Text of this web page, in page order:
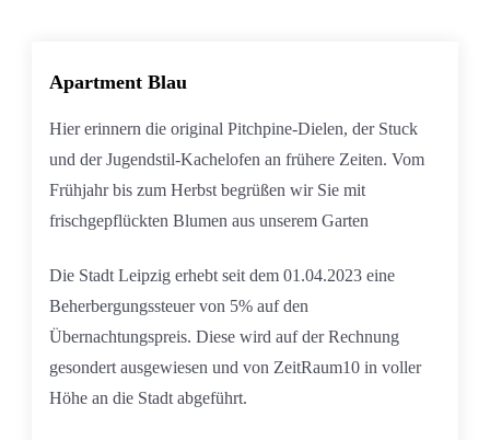
Apartment Blau
Hier erinnern die original Pitchpine-Dielen, der Stuck
und der Jugendstil-Kachelofen an frühere Zeiten. Vom
Frühjahr bis zum Herbst begrüßen wir Sie mit
frischgepflückten Blumen aus unserem Garten
Die Stadt Leipzig erhebt seit dem 01.04.2023 eine
Beherbergungssteuer von 5% auf den
Übernachtungspreis. Diese wird auf der Rechnung
gesondert ausgewiesen und von ZeitRaum10 in voller
Höhe an die Stadt abgeführt.